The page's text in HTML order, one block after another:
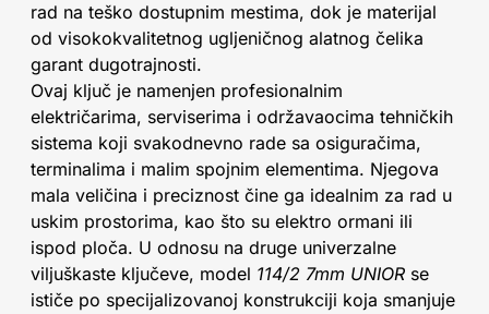
rad na teško dostupnim mestima, dok je materijal
od visokokvalitetnog ugljeničnog alatnog čelika
garant dugotrajnosti.
Ovaj ključ je namenjen profesionalnim
električarima, serviserima i održavaocima tehničkih
sistema koji svakodnevno rade sa osiguračima,
terminalima i malim spojnim elementima. Njegova
mala veličina i preciznost čine ga idealnim za rad u
uskim prostorima, kao što su elektro ormani ili
ispod ploča. U odnosu na druge univerzalne
viljuškaste ključeve, model 114/2 7mm UNIOR se
ističe po specijalizovanoj konstrukciji koja smanjuje